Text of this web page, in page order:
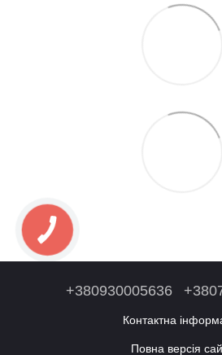
+380930005636
Контактна
Повна версія